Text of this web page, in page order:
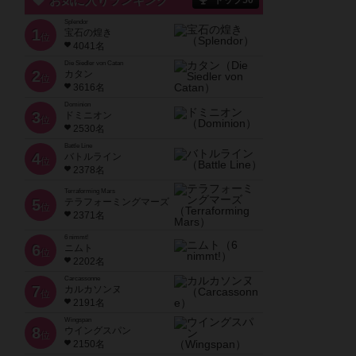
1 位
宝石の煌き
4041名
2 位
Die Siedler von Catan
カタン
3616名
3 位
ドミニオン
2530名
4位
Battle Line
バトルライン
2378名
5 位
Terraforming Mars
テラフォーミングマーズ
2371名
6 位
ニムト
2202名
7 位
Carcassonne
カルカソンヌ
2191名
8 位
Wingspan
ウイングスパン
2150名